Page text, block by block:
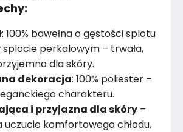
: 100% bawełna o gęstości splotu
splocie perkalowym – trwała,
dla skóry.
dekoracja: 100% poliester –
charakteru.
i przyjazna dla skóry –
uczucie komfortowego chłodu,